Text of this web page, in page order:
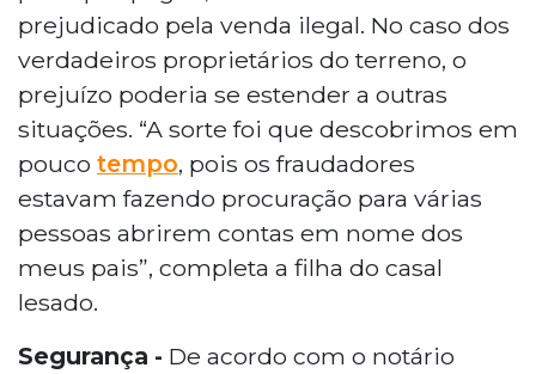
prejudicado pela venda ilegal. No caso dos
verdadeiros proprietários do terreno, o
prejuízo poderia se estender a outras
situações. “A sorte foi que descobrimos em
pouco tempo, pois os fraudadores
estavam fazendo procuração para várias
pessoas abrirem contas em nome dos
meus pais”, completa a filha do casal
lesado.
Segurança - De acordo com o notário